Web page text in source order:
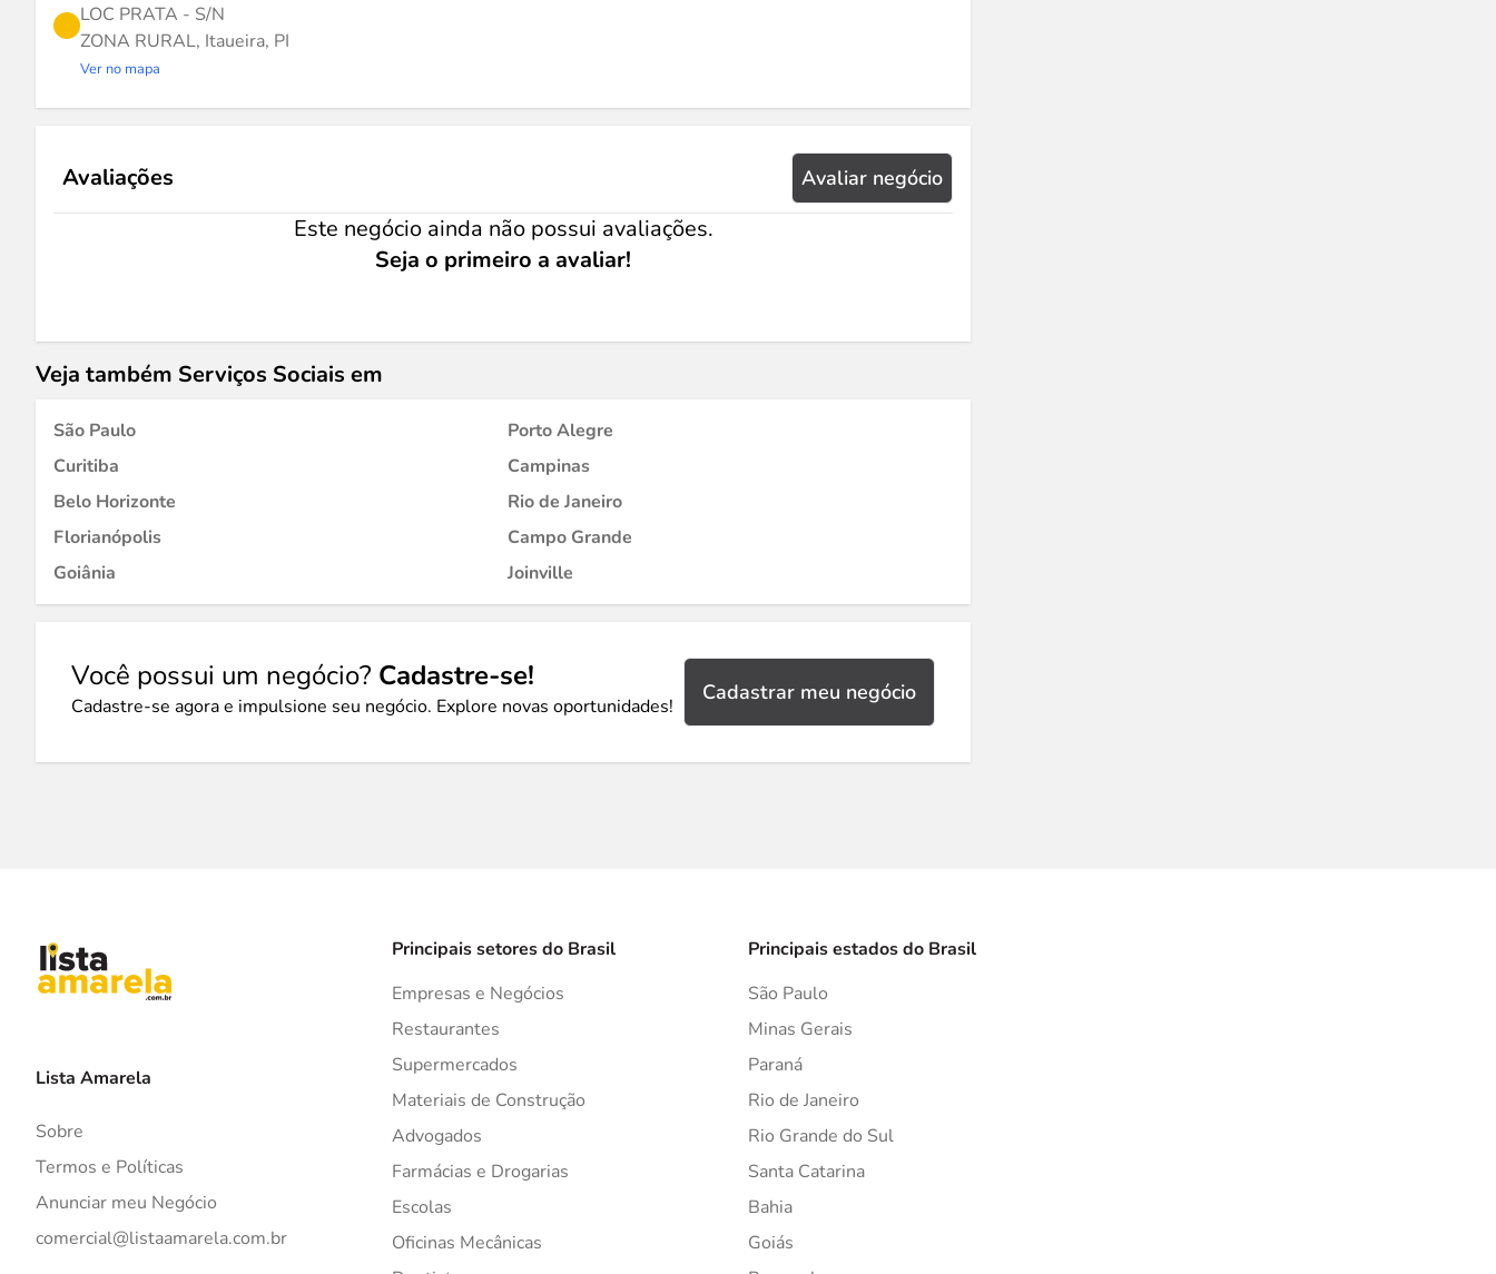
LOC PRATA - S/N
ZONA RURAL, Itaueira, PI
Ver no mapa
Avaliações Avaliar negócio
Este negócio ainda não possui avaliações.
Seja o primeiro a avaliar!
Veja também Serviços Sociais em
São Paulo
Porto Alegre
Curitiba
Campinas
Belo Horizonte
Rio de Janeiro
Florianópolis
Campo Grande
Goiânia
Joinville
Você possui um negócio? Cadastre-se!
Cadastre-se agora e impulsione seu negócio. Explore novas oportunidades!
Cadastrar meu negócio
Lista Amarela
Sobre
Termos e Políticas
Anunciar meu Negócio
comercial@listaamarela.com.br
Principais setores do Brasil
Empresas e Negócios
Restaurantes
Supermercados
Materiais de Construção
Advogados
Farmácias e Drogarias
Escolas
Oficinas Mecânicas
Principais estados do Brasil
São Paulo
Minas Gerais
Paraná
Rio de Janeiro
Rio Grande do Sul
Santa Catarina
Bahia
Goiás